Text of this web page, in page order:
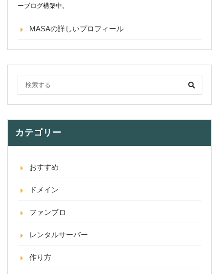
ーブログ構築中。
MASAの詳しいプロフィール
カテゴリー
おすすめ
ドメイン
ファンブロ
レンタルサーバー
作り方